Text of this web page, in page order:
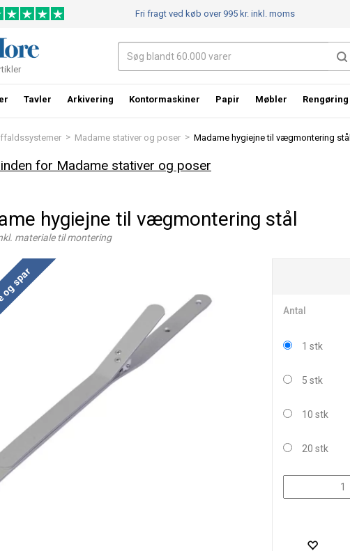
> Madame stativer og poser > Madame hygiejne til vægmontering stål
for Madame stativer og poser
hygiejne til vægmontering stål
materiale til montering
spar Antal
1 stk
5 stk
10 stk
20 stk
Fri fragt ved køb over 995 kr.inkl. moms
Tavler Arkivering Kontormaskiner Papir Møbler Rengøring